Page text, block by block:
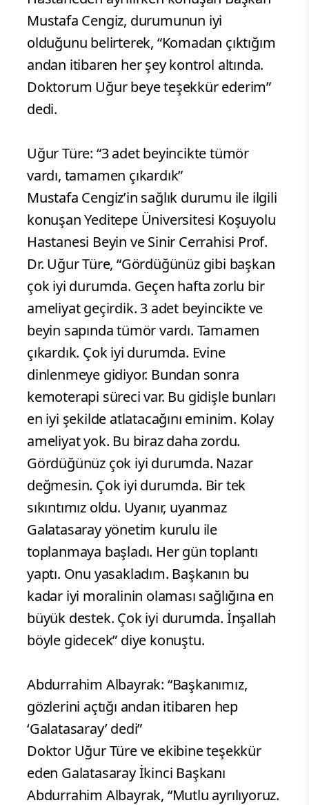
Mustafa Cengiz, durumunun iyi
olduğunu belirterek, “Komadan çıktığım
andan itibaren her şey kontrol altında.
Doktorum Uğur beye teşekkür ederim”
dedi.
Uğur Türe: “3 adet beyincikte tümör
vardı, tamamen çıkardık”
Mustafa Cengiz’in sağlık durumu ile ilgili
konuşan Yeditepe Üniversitesi Koşuyolu
Hastanesi Beyin ve Sinir Cerrahisi Prof.
Dr. Uğur Türe, “Gördüğünüz gibi başkan
çok iyi durumda. Geçen hafta zorlu bir
ameliyat geçirdik. 3 adet beyincikte ve
beyin sapında tümör vardı. Tamamen
çıkardık. Çok iyi durumda. Evine
dinlenmeye gidiyor. Bundan sonra
kemoterapi süreci var. Bu gidişle bunları
en iyi şekilde atlatacağını eminim. Kolay
ameliyat yok. Bu biraz daha zordu.
Gördüğünüz çok iyi durumda. Nazar
değmesin. Çok iyi durumda. Bir tek
sıkıntımız oldu. Uyanır, uyanmaz
Galatasaray yönetim kurulu ile
toplanmaya başladı. Her gün toplantı
yaptı. Onu yasakladım. Başkanın bu
kadar iyi moralinin olaması sağlığına en
büyük destek. Çok iyi durumda. İnşallah
böyle gidecek” diye konuştu.
Abdurrahim Albayrak: “Başkanımız,
gözlerini açtığı andan itibaren hep
‘Galatasaray’ dedi”
Doktor Uğur Türe ve ekibine teşekkür
eden Galatasaray İkinci Başkanı
Abdurrahim Albayrak, “Mutlu ayrılıyoruz.